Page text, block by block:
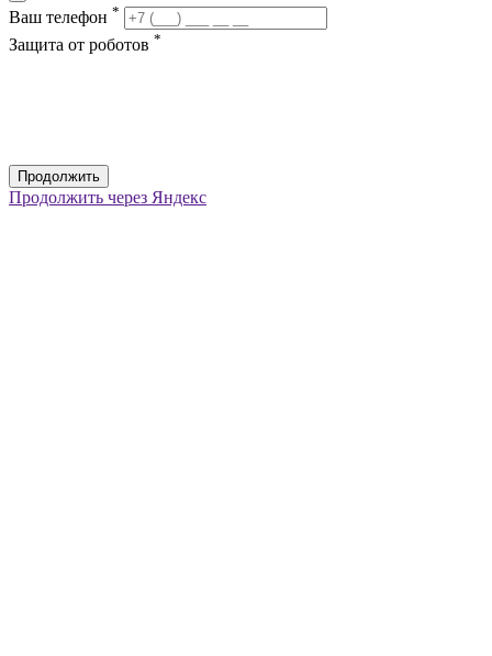
Ваш телефон *
Защита от роботов *
Продолжить
Продолжить через Яндекс